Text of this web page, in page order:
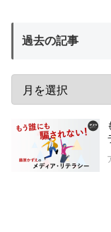
過去の記事